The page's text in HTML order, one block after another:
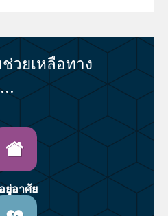
วยเหลือทาง
ยู่อาศัย